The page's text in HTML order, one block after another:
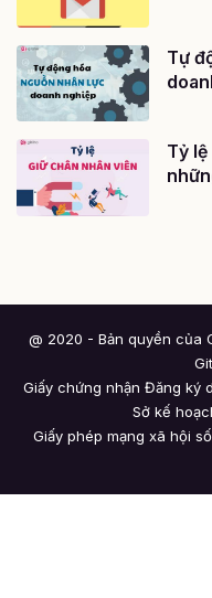
Tự
Tỷ
@ 2020 - Bản quyền của
Giấy chứng nhận Đăng ký
Sở kế
Giấy phép mạng xã hội